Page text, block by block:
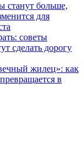
больше,
для
советы
сделать дорогу
жилец»: как
в